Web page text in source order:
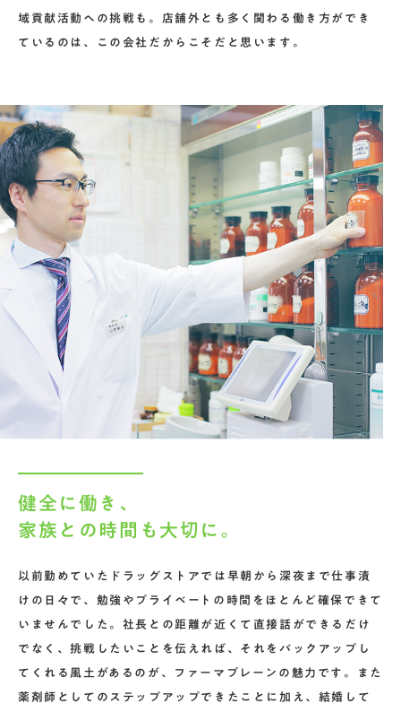
域貢献活動への挑戦も。店舗外とも多く関わる働き方ができ
ているのは、この会社だからこそだと思います。
健全に働き、
家族との時間も大切に。
以前勤めていたドラッグストアでは早朝から深夜まで仕事漬
けの日々で、勉強やプライベートの時間をほとんど確保できて
いませんでした。社長との距離が近くて直接話ができるだけ
でなく、挑戦したいことを伝えれば、それをバックアップし
てくれる風土があるのが、ファーマブレーンの魅力です。また
薬剤師としてのステップアップできたことに加え、結婚して